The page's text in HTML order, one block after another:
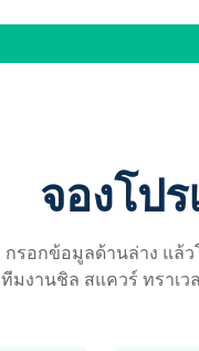
จองโป
กรอกข้อมูลด้านล่าง แล้
ทีมงานชิล สแควร์ ทราเว